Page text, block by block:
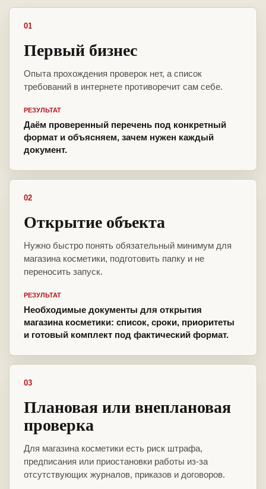
01
Первый бизнес
Опыта прохождения проверок нет, а список
требований в интернете противоречит сам себе.
РЕЗУЛЬТАТ
Даём проверенный перечень под конкретный
формат и объясняем, зачем нужен каждый
документ.
02
Открытие объекта
Нужно быстро понять обязательный минимум для
магазина косметики, подготовить папку и не
переносить запуск.
РЕЗУЛЬТАТ
Необходимые документы для открытия
магазина косметики: список, сроки, приоритеты
и готовый комплект под фактический формат.
03
Плановая или внеплановая
проверка
Для магазина косметики есть риск штрафа,
предписания или приостановки работы из-за
отсутствующих журналов, приказов и договоров.